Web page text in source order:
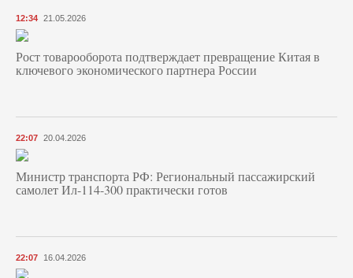
12:34 21.05.2026
Рост товарооборота подтверждает превращение Китая в
ключевого экономического партнера России
22:07 20.04.2026
Министр транспорта РФ: Региональный пассажирский
самолет Ил-114-300 практически готов
22:07 16.04.2026